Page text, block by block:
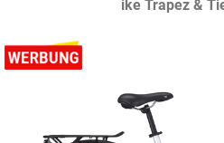
ike Trapez &